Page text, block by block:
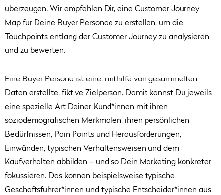
überzeugen. Wir empfehlen Dir, eine Customer Journey
Map für Deine Buyer Personae zu erstellen, um die
Touchpoints entlang der Customer Journey zu analysieren
und zu bewerten.
Eine Buyer Persona ist eine, mithilfe von gesammelten
Daten erstellte, fiktive Zielperson. Damit kannst Du jeweils
eine spezielle Art Deiner Kund*innen mit ihren
soziodemografischen Merkmalen, ihren persönlichen
Bedürfnissen, Pain Points und Herausforderungen,
Einwänden, typischen Verhaltensweisen und dem
Kaufverhalten abbilden – und so Dein Marketing konkreter
fokussieren. Das können beispielsweise typische
Geschäftsführer*innen und typische Entscheider*innen aus